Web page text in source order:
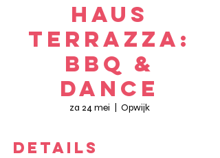
HAUS
Terrazza:
BBQ &
Dance
za 24 mei Opwijk
DETAILS